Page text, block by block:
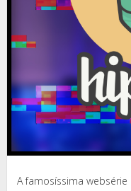
A famosíssima